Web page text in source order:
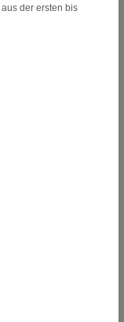
der ersten bis